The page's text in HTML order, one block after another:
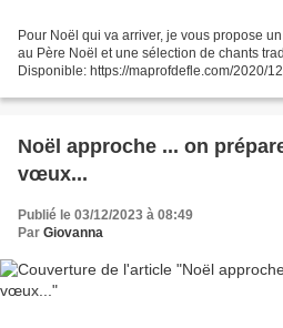
Pour Noël qui va arriver, je vous propose
au Père Noël et une sélection de chants
Disponible: https://maprofdefle.com/2020/
Noël approche ... on
vœux...
Publié le 03/12/2023 à 08:49
Par Giovanna